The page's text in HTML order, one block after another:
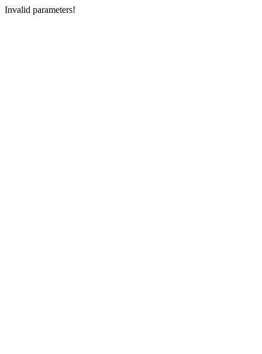
Invalid parameters!